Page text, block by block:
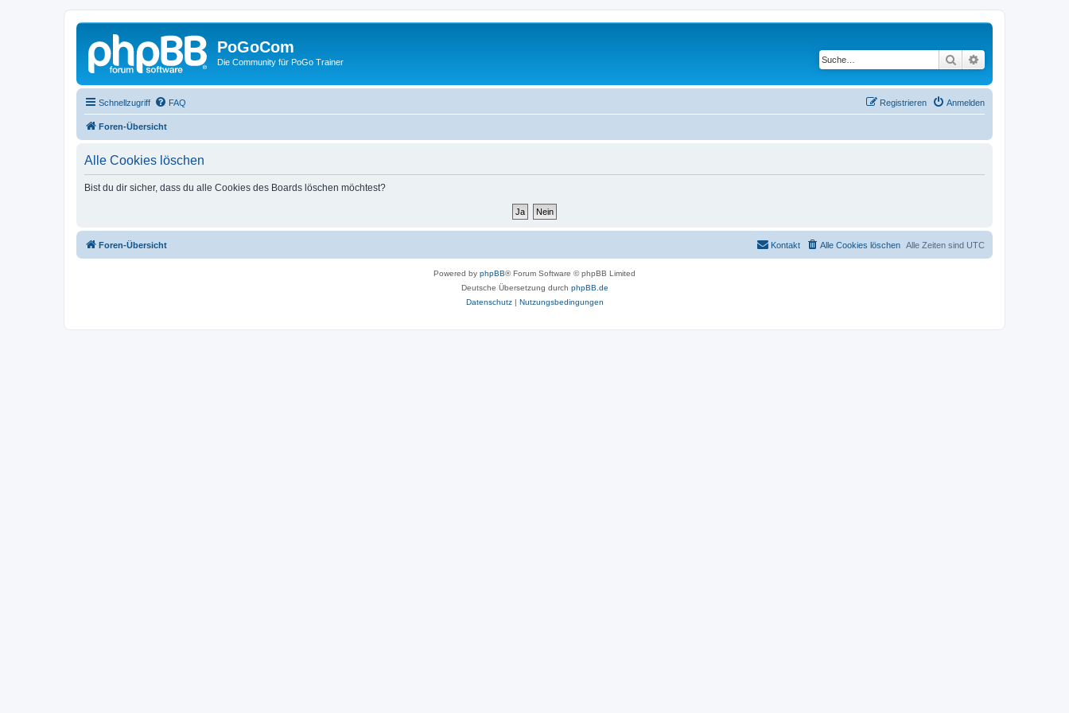
PoGoCom
Die Community für PoGo Trainer Suche
Schnellzugriff FAQ Anmelden
Registrieren
Foren-Übersicht
Alle Cookies löschen
Bist du dir sicher, dass du alle Cookies des Boards löschen möchtest?
Foren-Übersicht Alle Zeiten sind UTC
Alle Cookies löschen
Kontakt
Powered by phpBB® Forum Software © phpBB Limited
Deutsche Übersetzung durch phpBB.de
Datenschutz| Nutzungsbedingungen